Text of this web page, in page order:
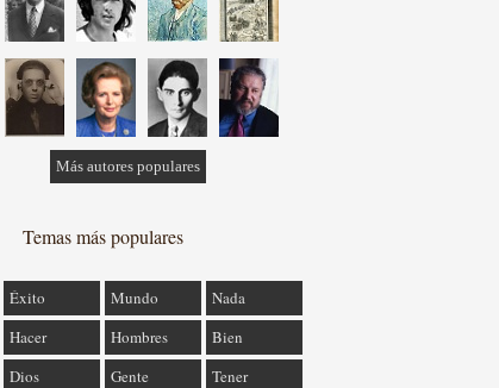
Más autores populares
Temas más populares
Éxito Mundo
Nada
Hacer Hombres
Bien
Dios Gente
Tener